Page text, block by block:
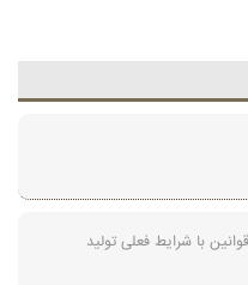
با شرایط فعلی تولید